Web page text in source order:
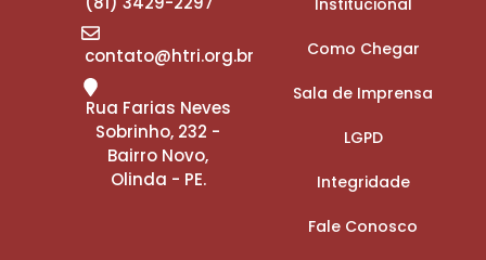
contato@htri.org.br
Rua Farias Neves
Sobrinho, 232 -
Bairro Novo,
Olinda - PE.
Como Chegar
Sala de Imprensa
LGPD
Integridade
Fale Conosco